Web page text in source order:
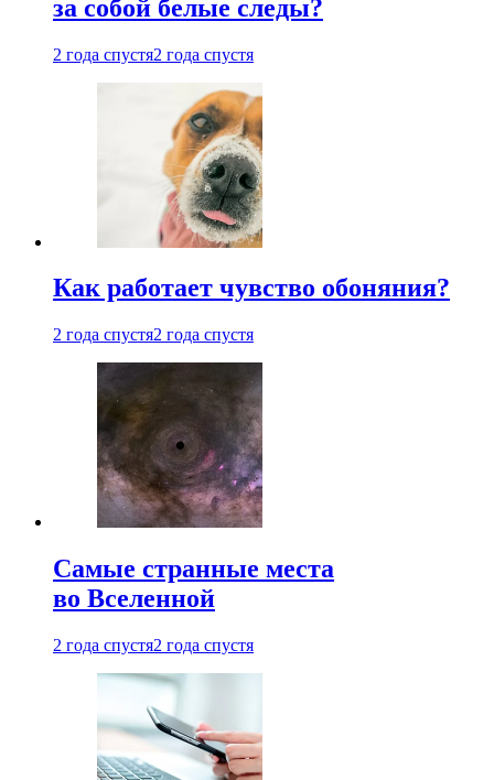
за собой белые следы?
2 года спустя2 года спустя
Как работает чувство обоняния?
2 года спустя2 года спустя
Самые странные места
во Вселенной
2 года спустя2 года спустя